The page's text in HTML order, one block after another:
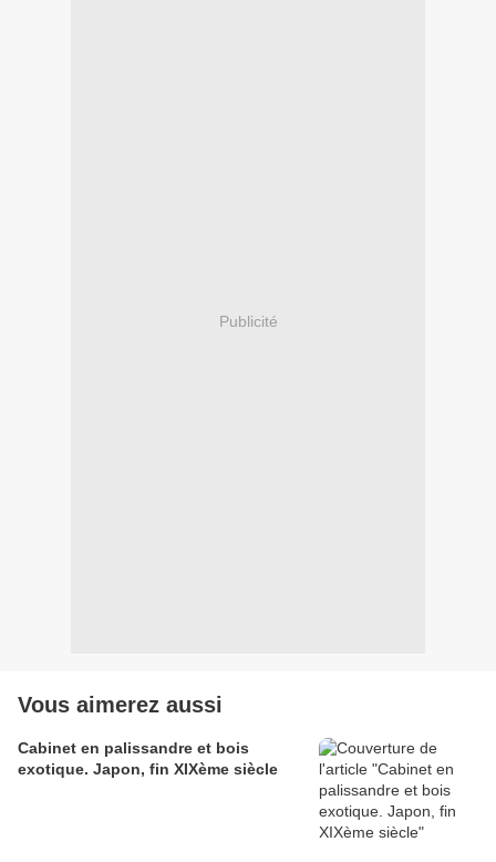
Publicité
Vous aimerez aussi
Cabinet en palissandre et bois
exotique. Japon, fin XIXème siècle